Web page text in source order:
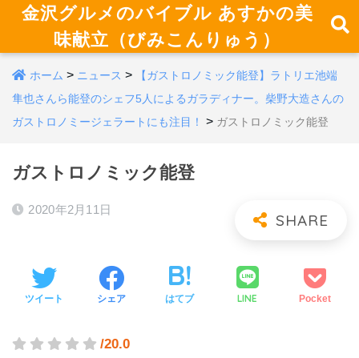
金沢グルメのバイブル あすかの美
味献立（びみこんりゅう）
ホーム > ニュース >
【ガストロノミック能登】ラトリエ池端
隼也さんら能登のシェフ5人によるガラディナー。柴野大造さんの
ガストロノミージェラートにも注目！
> ガストロノミック能登
ガストロノミック能登
2020年2月11日
ツイート シェア はてブ LINE Pocket
/20.0